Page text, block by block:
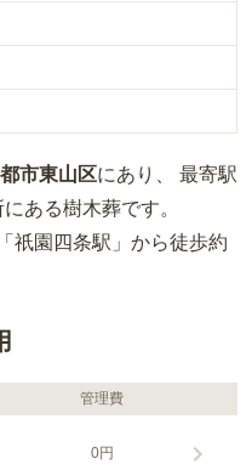
市東山区にあり、 最寄駅
にある樹木葬です。
祇園四条駅」から徒歩約
管理費
0円